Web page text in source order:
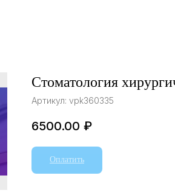
Стоматология
Артикул: vpk360335
6500.00 ₽
Оплатить